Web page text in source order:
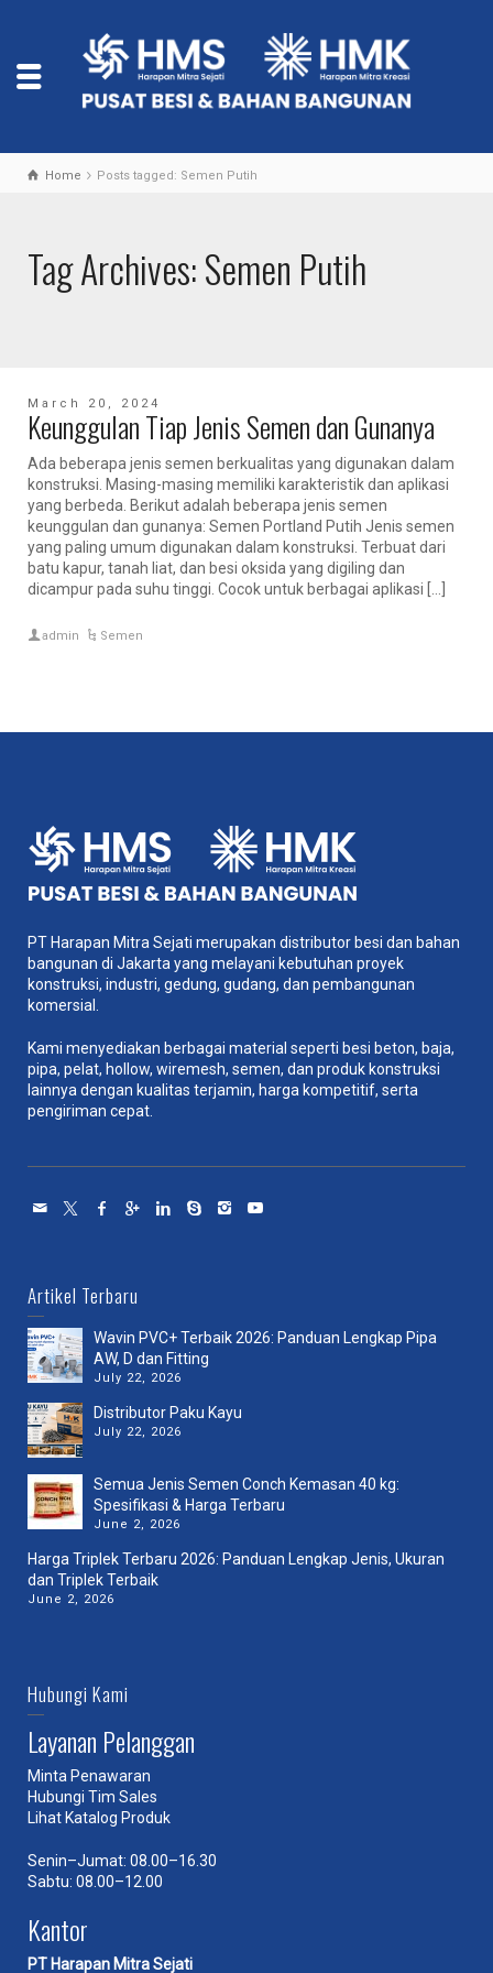
Home Posts tagged: Semen Putih
Tag Archives: Semen Putih
March 20, 2024
Keunggulan Tiap Jenis Semen dan Gunanya
Ada beberapa jenis semen berkualitas yang digunakan dalam
konstruksi. Masing-masing memiliki karakteristik dan aplikasi
yang berbeda. Berikut adalah beberapa jenis semen
keunggulan dan gunanya: Semen Portland Putih Jenis semen
yang paling umum digunakan dalam konstruksi. Terbuat dari
batu kapur, tanah liat, dan besi oksida yang digiling dan
dicampur pada suhu tinggi. Cocok untuk berbagai aplikasi […]
admin Semen
PT Harapan Mitra Sejati merupakan distributor besi dan bahan
bangunan di Jakarta yang melayani kebutuhan proyek
konstruksi, industri, gedung, gudang, dan pembangunan
komersial.
Kami menyediakan berbagai material seperti besi beton, baja,
pipa, pelat, hollow, wiremesh, semen, dan produk konstruksi
lainnya dengan kualitas terjamin, harga kompetitif, serta
pengiriman cepat.
Artikel Terbaru
Wavin PVC+ Terbaik 2026: Panduan Lengkap Pipa
AW, D dan Fitting
July 22, 2026
Distributor Paku Kayu
July 22, 2026
Semua Jenis Semen Conch Kemasan 40 kg:
Spesifikasi & Harga Terbaru
June 2, 2026
Harga Triplek Terbaru 2026: Panduan Lengkap Jenis, Ukuran
dan Triplek Terbaik
June 2, 2026
Hubungi Kami
Layanan Pelanggan
Minta Penawaran
Hubungi Tim Sales
Lihat Katalog Produk
Senin–Jumat: 08.00–16.30
Sabtu: 08.00–12.00
Kantor
PT Harapan Mitra Sejati